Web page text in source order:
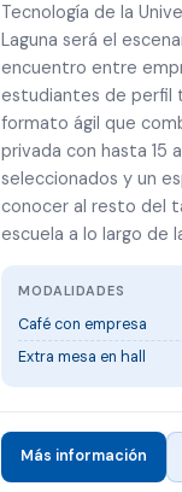
Tecnología de la
Laguna será el
encuentro entre
estudiantes de perfil
formato ágil que
privada con hasta 15
seleccionados y un
conocer al resto del
escuela a lo largo de
MODALIDADES
Café con empresa
Extra mesa en hall
Más información